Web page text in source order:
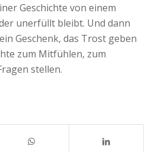
Geschichte von einem
unerfüllt bleibt. Und dann
Geschenk, das Trost geben
zum Mitfühlen, zum
stellen.